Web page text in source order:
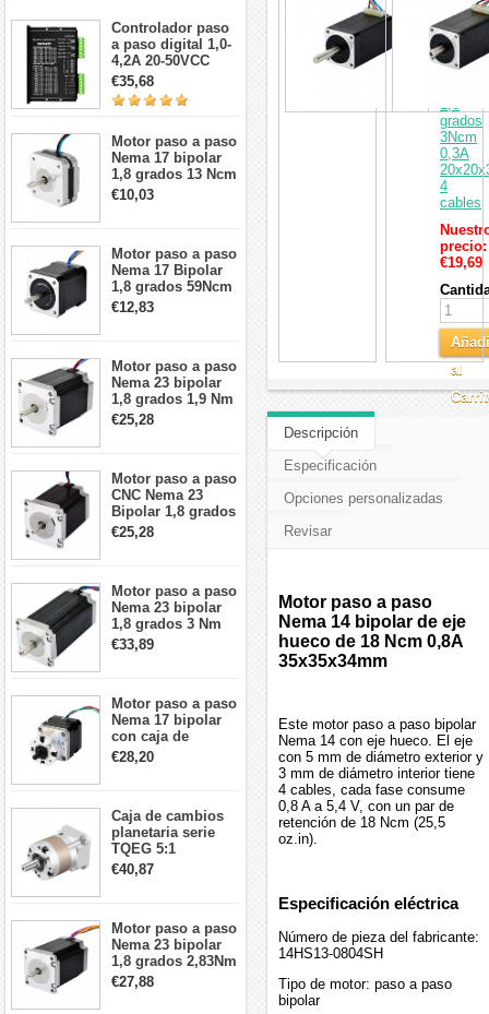
Controlador paso
a paso digital 1,0-
4,2A 20-50VCC
para motor paso a
paso Nema 17, 23,
24
€35,68
Motor paso a paso
Nema 17 bipolar
1,8 grados 13 Ncm
1A 3,5 V
42x42x20mm 4
€10,03
Motor paso a paso
Nema 17 Bipolar
1,8 grados 59Ncm
2A 42x48mm 4
cables compatible
€12,83
Motor paso a paso
Nema 23 bipolar
1,8 grados 1,9 Nm
2,8 A 3,2 V
57x57x76mm 4
€25,28
Motor paso a paso
CNC Nema 23
Bipolar 1,8 grados
1,9 Nm 3A 3,36 V
57x57x76mm 4
€25,28
Motor paso a paso
Nema 23 bipolar
1,8 grados 3 Nm
4,2A 57x57x114mm
motor paso a paso
€33,89
Motor paso a paso
Nema 17 bipolar
con caja de
cambios planetaria
5:1 longitud 33mm
Robot CNC DIY
€28,20
Caja de cambios
planetaria serie
TQEG 5:1
contragolpe 15
arcmin para motor
€40,87
Motor paso a paso
Nema 23 bipolar
1,8 grados 2,83Nm
4A 2,26 V
57x57x84mm 8
€27,88
paso
Nema
8
bipolar
1,8
grados
3Ncm
0,3A
4
cables
precio:
€19,69
al
Descripción
Especificación
Opciones personalizadas
Revisar
Motor paso a paso
Nema 14 bipolar de eje
hueco de 18 Ncm 0,8A
35x35x34mm
Este motor paso a paso bipolar
Nema 14 con eje hueco. El eje
con 5 mm de diámetro exterior y
3 mm de diámetro interior tiene
4 cables, cada fase consume
0,8 A a 5,4 V, con un par de
retención de 18 Ncm (25,5
oz.in).
Especificación eléctrica
Número de pieza del fabricante:
14HS13-0804SH
Tipo de motor: paso a paso
bipolar